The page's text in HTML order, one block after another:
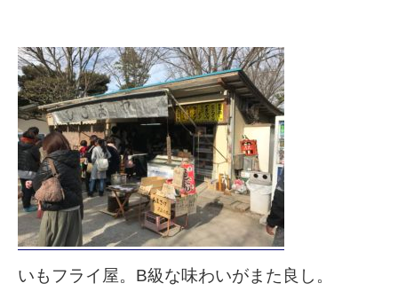
いもフライ屋。B級な味わいがまた良し。